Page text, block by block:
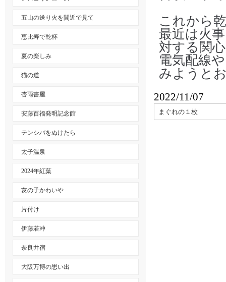
これから
最近は火
対する関
電気配線
みようと
2022/11/07
まぐれの１枚
五山の送り火を間近で見て
恵比寿で乾杯
夏の楽しみ
猫の道
杏雨書屋
安藤百福発明記念館
テンシバをぬけたら
太子温泉
2024年紅葉
亥の子かわいや
片付け
伊藤若冲
奈良井宿
大阪万博の思い出